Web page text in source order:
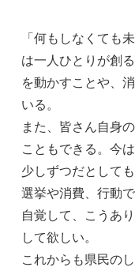
「何もしなくても
は一人ひとりが創
を動かすことや、
いる。
また、皆さん自身
こともできる。今
少しずつだとして
選挙や消費、行動
自覚して、こうあ
して欲しい。
これからも県民の